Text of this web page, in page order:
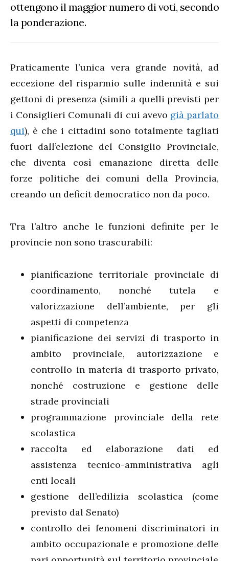
ottengono il maggior numero di voti, secondo
la ponderazione.
Praticamente l’unica vera grande novità, ad
eccezione del risparmio sulle indennità e sui
gettoni di presenza (simili a quelli previsti per
i Consiglieri Comunali di cui avevo già parlato
qui), è che i cittadini sono totalmente tagliati
fuori dall’elezione del Consiglio Provinciale,
che diventa così emanazione diretta delle
forze politiche dei comuni della Provincia,
creando un deficit democratico non da poco.
Tra l’altro anche le funzioni definite per le
provincie non sono trascurabili:
pianificazione territoriale provinciale di
coordinamento, nonché tutela e
valorizzazione dell’ambiente, per gli
aspetti di competenza
pianificazione dei servizi di trasporto in
ambito provinciale, autorizzazione e
controllo in materia di trasporto privato,
nonché costruzione e gestione delle
strade provinciali
programmazione provinciale della rete
scolastica
raccolta ed elaborazione dati ed
assistenza tecnico-amministrativa agli
enti locali
gestione dell’edilizia scolastica (come
previsto dal Senato)
controllo dei fenomeni discriminatori in
ambito occupazionale e promozione delle